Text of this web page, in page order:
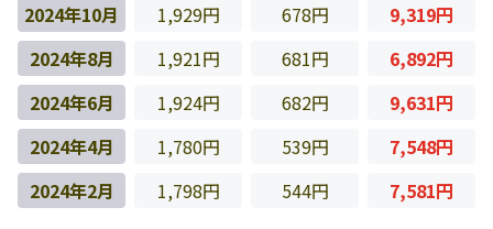
2024年10月
1,929円 678円
9,319円
2024年8月
1,921円 681円
6,892円
2024年6月
1,924円 682円
9,631円
2024年4月
1,780円 539円
7,548円
2024年2月
1,798円 544円 7,581円